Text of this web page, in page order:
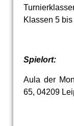
Klassen 5 bis
Spielort:
Aula der
65, 04209